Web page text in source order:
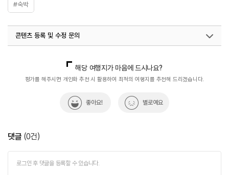
#숙박
콘텐츠 등록 및 수정 문의
열린관광콘텐츠팀(열린관광-모두의여행)
033-738-3425
해당 여행지가 마음에 드시나요?
평가를 해주시면 개인화 추천 시 활용하여 최적의 여행지를 추천해 드리겠습니다.
좋아요! 별로예요
댓글 (0건)